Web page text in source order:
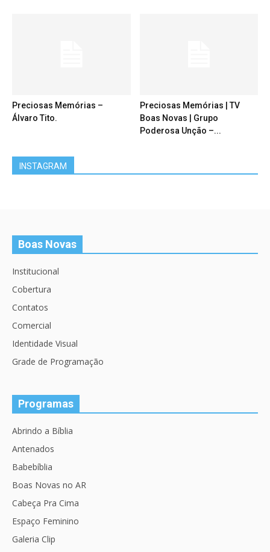
Preciosas Memórias –
Álvaro Tito.
Preciosas Memórias | TV
Boas Novas | Grupo
Poderosa Unção –...
INSTAGRAM
Boas Novas
Institucional
Cobertura
Contatos
Comercial
Identidade Visual
Grade de Programação
Programas
Abrindo a Bíblia
Antenados
Babebíblia
Boas Novas no AR
Cabeça Pra Cima
Espaço Feminino
Galeria Clip